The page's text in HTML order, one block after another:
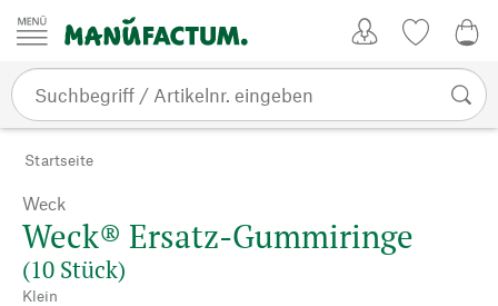
Zum Inhalt springen
Startseite
Weck
Weck® Ersatz-Gummiringe
(10 Stück)
Klein